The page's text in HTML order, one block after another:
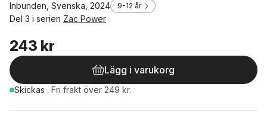
Inbunden, Svenska, 2024
9-12 år
Del 3 i serien Zac Power
243 kr
Lägg i varukorg
Skickas . Fri frakt över 249 kr.